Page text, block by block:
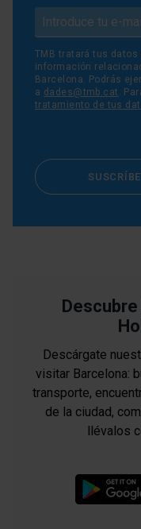
TMB tratará tus
información
Barcelona. Podrás
a dades@tmb.cat .
tratamiento de tus
Descárgate
visitar Barcelona:
transporte,
de la ciudad,
llévalos